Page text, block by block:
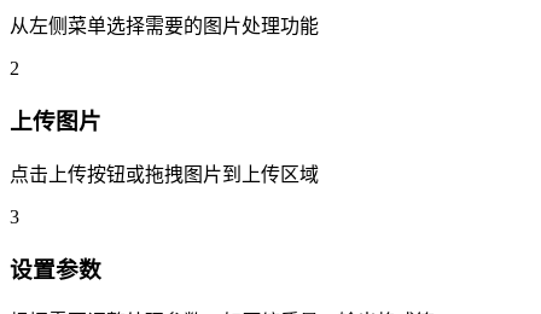
从左侧菜单选择需要的图片处理功能
2
上传图片
点击上传按钮或拖拽图片到上传区域
3
设置参数